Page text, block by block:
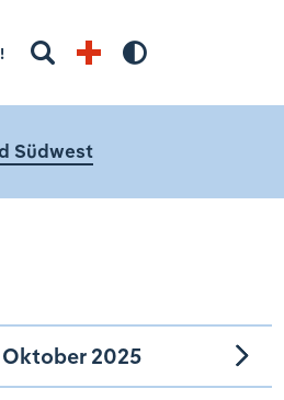
Suchbegriff eingeben
Hoher
Südwest
Oktober 2025 »